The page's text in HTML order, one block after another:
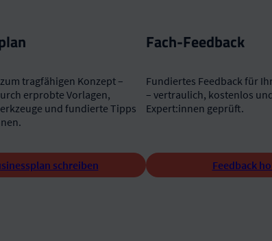
tragfähigen Konzept –
erprobte Vorlagen,
und fundierte Tipps
schreiben
Fach-Feedback
Fundiertes Feedback für
– vertraulich, kostenlos
Expert:innen geprüft.
Feedback